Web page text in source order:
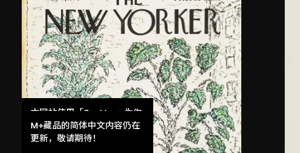
本网站使用「Cookies」为你
提供最好的网站体验。
了解更多
M+藏品的简体中文内容仍在
更新，敬请期待！